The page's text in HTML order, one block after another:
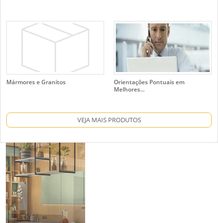
Mármores e Granitos
Orientações Pontuais em
Melhores...
VEJA MAIS PRODUTOS